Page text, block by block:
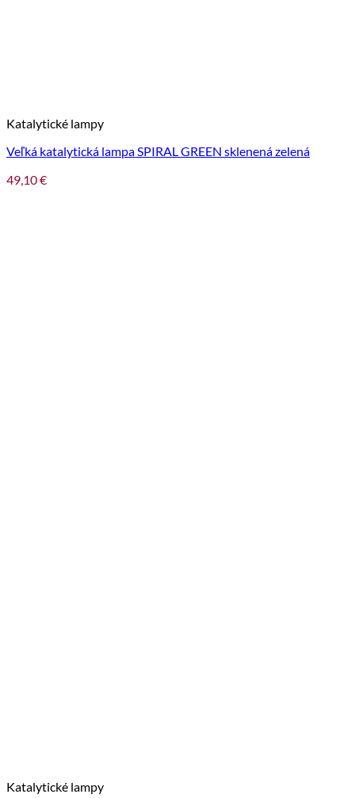
Katalytické lampy
Veľká katalytická lampa SPIRAL GREEN sklenená zelená
49,10€
Katalytické lampy